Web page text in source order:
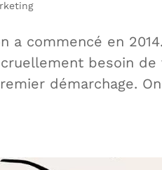
a commencé en
cruellement besoin
démarchage.